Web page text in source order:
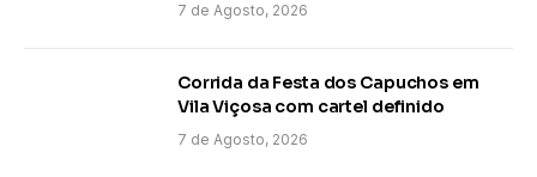
7 de Agosto, 2026
Corrida da Festa dos Capuchos em
Vila Viçosa com cartel definido
7 de Agosto, 2026